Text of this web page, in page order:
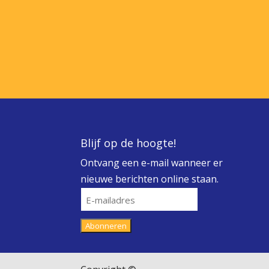
Blijf op de hoogte!
Ontvang een e-mail wanneer er
nieuwe berichten online staan.
E-
mailadres
Abonneren